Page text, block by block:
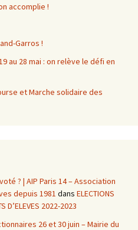
accomplie !
Garros !
au 28 mai : on relève le défi en
et Marche solidaire des
? | AIP Paris 14 – Association
depuis 1981 dans ELECTIONS
D’ELEVES 2022-2023
26 et 30 juin – Mairie du